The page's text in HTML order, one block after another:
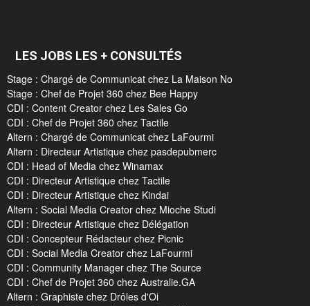
LES JOBS LES + CONSULTÉS
Stage : Chargé de Communicat chez La Maison No
Stage : Chef de Projet 360 chez Bee Happy
CDI : Content Creator chez Les Sales Go
CDI : Chef de Projet 360 chez Tactile
Altern : Chargé de Communicat chez LaFourmi
Altern : Directeur Artistique chez pasdepubmerc
CDI : Head of Media chez Winamax
CDI : Directeur Artistique chez Tactile
CDI : Directeur Artistique chez Kindai
Altern : Social Media Creator chez Mioche Studi
CDI : Directeur Artistique chez Délégation
CDI : Concepteur Rédacteur chez Picnic
CDI : Social Media Creator chez LaFourmi
CDI : Community Manager chez The Source
CDI : Chef de Projet 360 chez Australie.GA
Altern : Graphiste chez Drôles d'Oi